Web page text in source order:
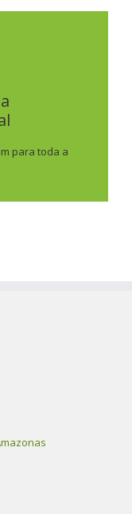
para toda a